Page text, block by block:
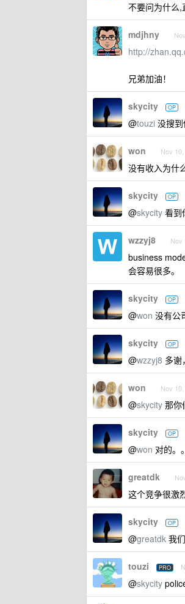
不要问为什么,
mdjhny
http://
兄弟加油！
skycity OP
@touzi 没搜
won Nov
没有收入为什
skycity OP
@skycity 看到
wzzyj8 Nov
business
会容易很多。
skycity OP
@won 没有公
skycity OP
@wzzyj8 多谢
won Nov
@skycity 那你
skycity OP
@won 对的。
greatdk
这个竞争很激
skycity OP
@greatdk 我
touzi PRO
@skycity